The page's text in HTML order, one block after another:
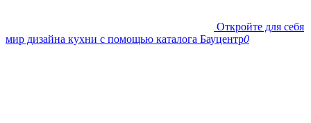
Откройте для себя
мир дизайна кухни с помощью каталога Бауцентр0